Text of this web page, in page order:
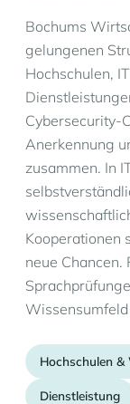
Bochums
gelungenen
Hochschulen,
Cybersecurity-
Anerkennung
zusammen. In
Kooperationen
neue Chancen.
Hochschulen
Dienstleistung